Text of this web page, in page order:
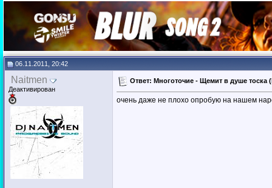
06.11.2011, 20:42
Naitmen
Деактивирован
Ответ: Многоточие - Щемит в душе тоска
очень даже не плохо опробую на нашем